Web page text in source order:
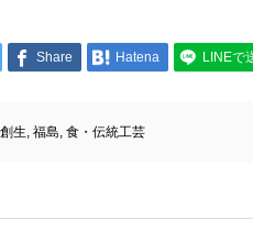
Share Hatena LINEで
生, 福島, 食・伝統工芸